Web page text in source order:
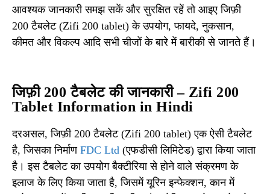
आवश्यक जानकारी समझ सकें और सुरक्षित रहें तो आइए जिफ़ी
200 टैबलेट (Zifi 200 tablet) के उपयोग, फायदे, नुकसान,
कीमत और विकल्प आदि सभी चीजों के बारे में बारीकी से जानते हैं।
जिफ़ी 200 टैबलेट की जानकारी – Zifi 200
Tablet Information in Hindi
दरअसल, जिफ़ी 200 टैबलेट (Zifi 200 tablet) एक ऐसी टैबलेट
है, जिसका निर्माण FDC Ltd (एफडीसी लिमिटेड) द्वारा किया जाता
है। इस टैबलेट का उपयोग बैक्टीरिया से होने वाले संक्रमण के
इलाज के लिए किया जाता है, जिसमें यूरिन इन्फेक्शन, कान में